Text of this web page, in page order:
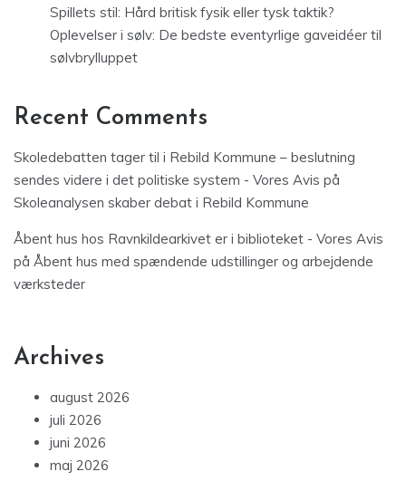
Spillets stil: Hård britisk fysik eller tysk taktik?
Oplevelser i sølv: De bedste eventyrlige gaveidéer til
sølvbrylluppet
Recent Comments
Skoledebatten tager til i Rebild Kommune – beslutning
sendes videre i det politiske system - Vores Avis på
Skoleanalysen skaber debat i Rebild Kommune
Åbent hus hos Ravnkildearkivet er i biblioteket - Vores Avis
på Åbent hus med spændende udstillinger og arbejdende
værksteder
Archives
august 2026
juli 2026
juni 2026
maj 2026